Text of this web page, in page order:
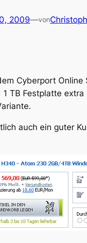
2009—von
Cyberport
1 TB Festplatte
auch ein guter